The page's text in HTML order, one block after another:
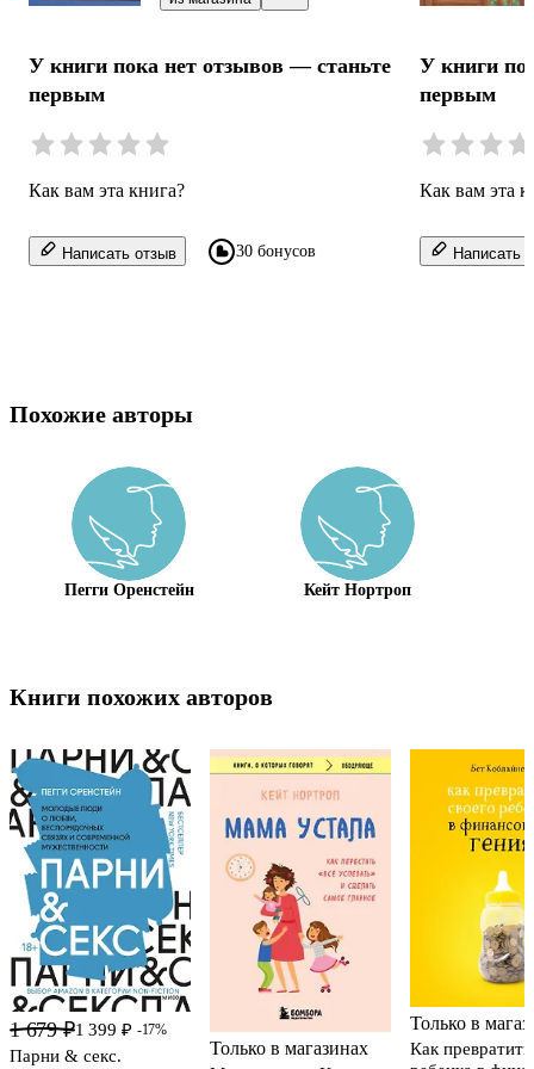
У книги пока нет отзывов — станьте
первым
Как вам эта книга?
Написать отзыв 30 бонусов
У книги
первым
Как вам эта
Написать
Похожие авторы
Пегги Оренстейн Кейт Нортроп
Книги похожих авторов
1 679 ₽1 399 ₽ -17%
Парни & секс.
Только в магазинах
Только в
Как превратить